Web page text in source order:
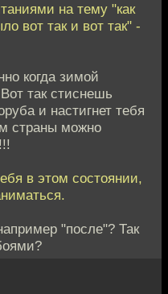
на тему "как
вот так и вот так" -
когда зимой
так стиснешь
и настигнет тебя
страны можно
в этом состоянии,
"после"? Так